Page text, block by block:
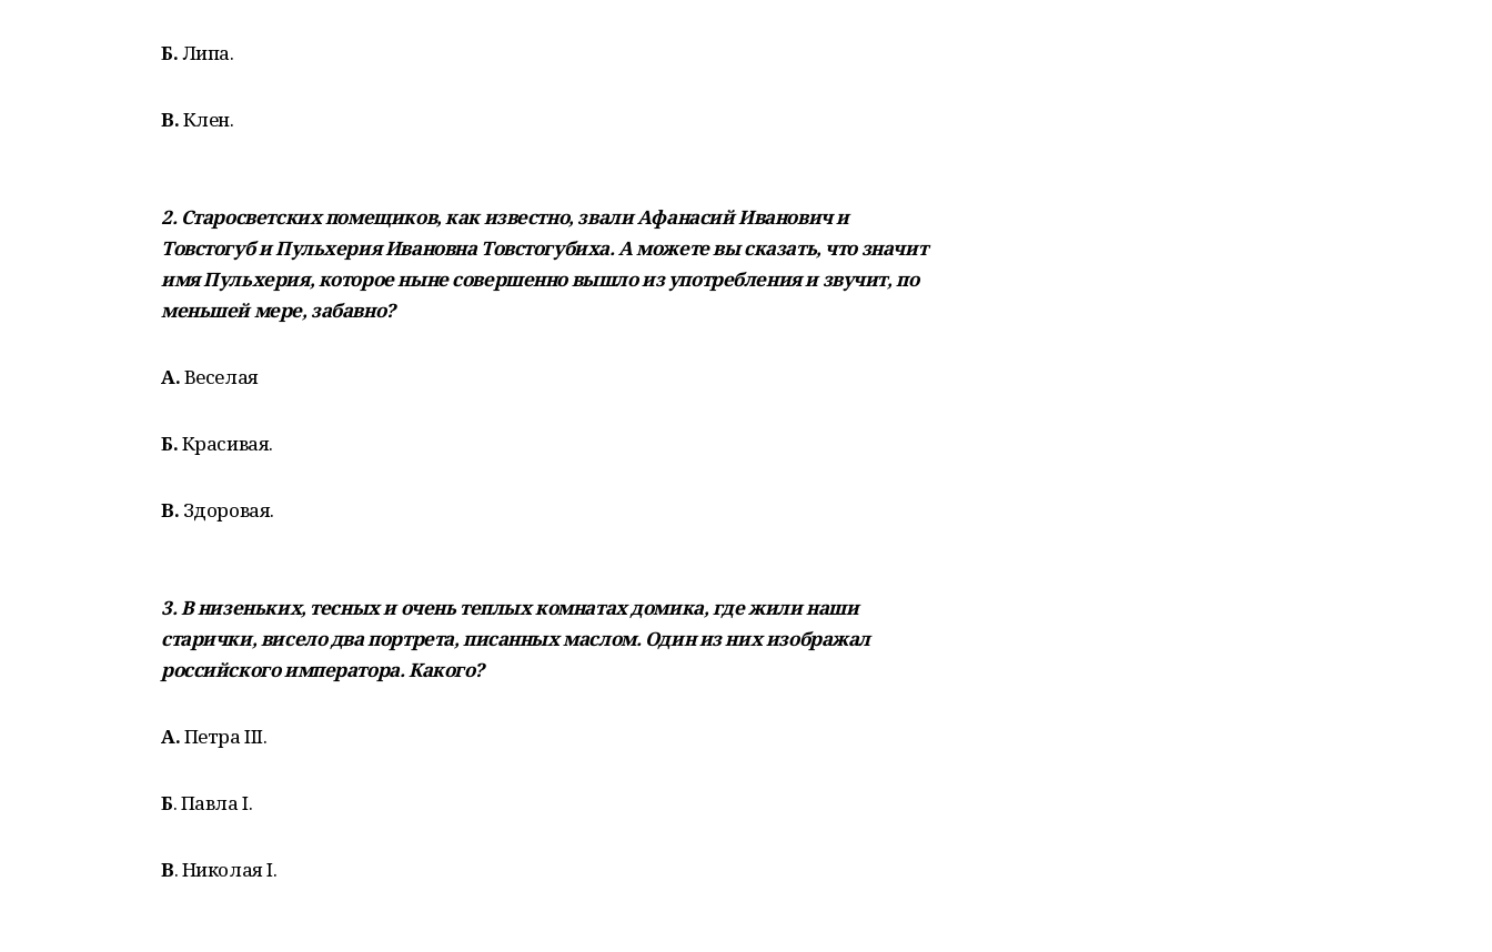
Б.Липа.
В.Клен.
2. Старосветских помещиков, как известно, звали Афанасий Иванович и
Товстогуб и Пульхерия Ивановна Товстогубиха. А можете вы сказать, что значит
имя Пульхерия, которое ныне совершенно вышло из употребления и звучит, по
меньшей мере, забавно?
А.Веселая
Б.Красивая.
В. Здоровая.
3. В низеньких, тесных и очень теплых комнатах домика, где жили наши
старички, висело два портрета, писанных маслом. Один из них изображал
российского императора. Какого?
А.Петра III.
Б. Павла I.
В. Николая I.